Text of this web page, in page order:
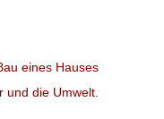
eines Hauses
und die Umwelt.